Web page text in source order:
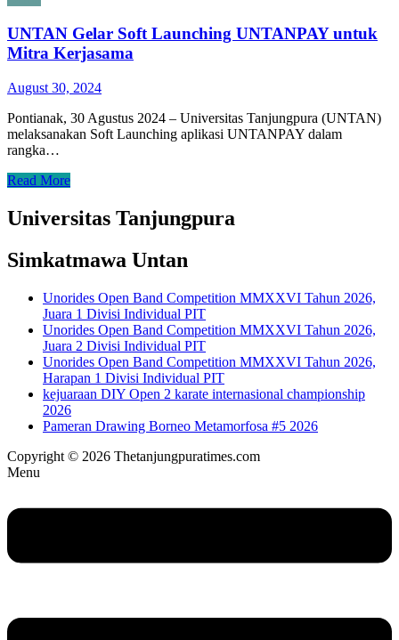
UNTAN Gelar Soft Launching UNTANPAY untuk
Mitra Kerjasama
August 30, 2024
Pontianak, 30 Agustus 2024 – Universitas Tanjungpura (UNTAN)
melaksanakan Soft Launching aplikasi UNTANPAY dalam
rangka…
Read More
Universitas Tanjungpura
Simkatmawa Untan
Unorides Open Band Competition MMXXVI Tahun 2026,
Juara 1 Divisi Individual PIT
Unorides Open Band Competition MMXXVI Tahun 2026,
Juara 2 Divisi Individual PIT
Unorides Open Band Competition MMXXVI Tahun 2026,
Harapan 1 Divisi Individual PIT
kejuaraan DIY Open 2 karate internasional championship
2026
Pameran Drawing Borneo Metamorfosa #5 2026
Copyright © 2026 Thetanjungpuratimes.com
Menu